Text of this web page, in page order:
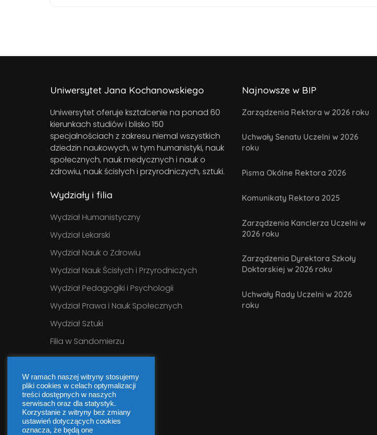
Uniwersytet Jana Kochanowskiego
Uniwersytet oferuje ksztalcenie na ponad 60
kierunkach studiów i blisko 150
specjalnościach z zakresu niemal wszystkich
dziedzin naukowych, w tym humanistyki, nauk
społecznych, nauk medycznych i nauk o
zdrowiu, nauk ścisłych i przyrodniczych, sztuki.
Wydziały i filia
Wydział Humanistyczny
Wydział Lekarski
Wydział Nauk o Zdrowiu
Wydział Nauk Ścisłych i Przyrodniczych
Wydział Pedagogiki i Psychologii
Wydział Prawa i Nauk Społecznych
Wydział Sztuki
Filia w Sandomierzu
Najnowsze w BIP
Zarządzenia Rektora w 2026 roku
Uchwały Senatu Uczelni w 2026
roku
Pisma Okólne Rektora 2026
Komunikaty Rektora 2025
Zarządzenia Kanclerza Uczelni w
2026 roku
Zarządzenia Dyrektora Szkoły
Doktorskiej w 2026 roku
Uchwały Rady Uczelni w 2026
roku
W ramach naszej witryny stosujemy
pliki cookies w celach optymalizacji
treści dostępnych w naszych
serwisach oraz dla statystyk.
Korzystanie z witryny bez zmiany
ustawień dotyczących cookies
oznacza, że będą one